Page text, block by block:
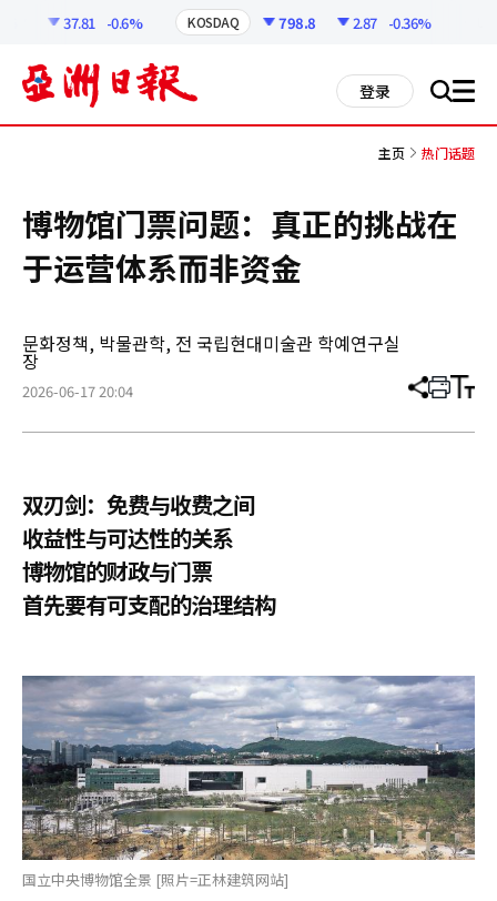
37.81 -0.6% KOSDAQ 798.8 2.87 -0.36%
登录 搜 all
主页 热门话题
博物馆门票问题：真正的挑战在
于运营体系而非资金
문화정책, 박물관학, 전 국립현대미술관 학예연구실
장
2026-06-17 20:04 分
章
打 调
小
双刃剑：免费与收费之间
收益性与可达性的关系
博物馆的财政与门票
首先要有可支配的治理结构
国立中央博物馆全景 [照片=正林建筑网站]